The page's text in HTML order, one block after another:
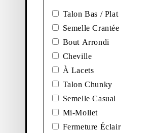
vos nouveaux
Pour que vos
entretenir en
durable.
Talon Bas / Plat
Semelle Crantée
Bout Arrondi
Cheville
À Lacets
Talon Chunky
Semelle Casual
Mi-Mollet
Fermeture Éclair